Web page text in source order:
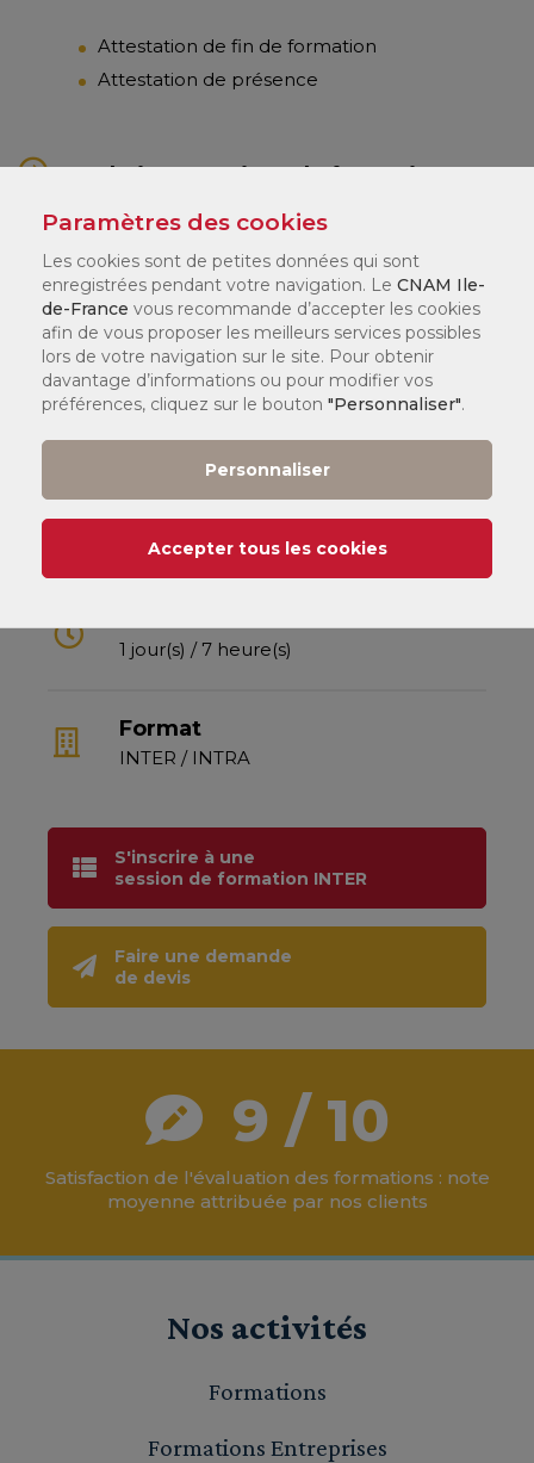
Attestation de fin de formation
Attestation de présence
Prochaines sessions de formation
Prochaines dates
Demander un devis pour une
formation sur-mesure
BU-DOR01-I
1 jour(s) / 7 heure(s)
Format
INTER / INTRA
S'inscrire à une
session de formation INTER
Faire une demande
de devis
9 / 10
Satisfaction de l'évaluation des formations : note
moyenne attribuée par nos clients
Nos activités
Formations
Formations Entreprises
Paramètres des cookies
Les cookies sont de petites données qui sont
enregistrées pendant votre navigation. Le CNAM Ile-
de-France vous recommande d’accepter les cookies
afin de vous proposer les meilleurs services possibles
lors de votre navigation sur le site. Pour obtenir
davantage d’informations ou pour modifier vos
préférences, cliquez sur le bouton "Personnaliser".
Personnaliser
Accepter tous les cookies